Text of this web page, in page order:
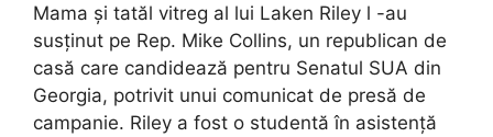
Mama și tatăl vitreg al lui Laken Riley l -au
susținut pe Rep. Mike Collins, un republican de
casă care candidează pentru Senatul SUA din
Georgia, potrivit unui comunicat de presă de
campanie. Riley a fost o studentă în asistență